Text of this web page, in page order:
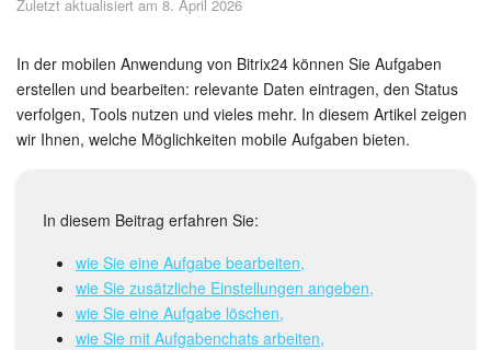
Sicherheit
Womit fangen Sie an?
Feed
Aufgaben und Projekte
KI-Projekte
Messenger
Zuletzt aktualisiert am 8. April 2026
In der mobilen Anwendung von Bitrix24 können Sie Aufgaben
erstellen und bearbeiten: relevante Daten eintragen, den Status
verfolgen, Tools nutzen und vieles mehr. In diesem Artikel zeigen
wir Ihnen, welche Möglichkeiten mobile Aufgaben bieten.
In diesem Beitrag erfahren Sie:
wie Sie eine Aufgabe bearbeiten,
wie Sie zusätzliche Einstellungen angeben,
wie Sie eine Aufgabe löschen,
wie Sie mit Aufgabenchats arbeiten,